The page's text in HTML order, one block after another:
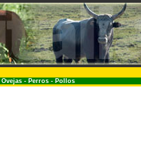
Ovejas - Perros - Pollos